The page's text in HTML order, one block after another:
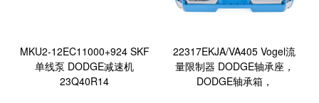
MKU2-12EC11000+924 SKF
单线泵 DODGE减速机
23Q40R14
22317EKJA/VA405 Vogel流
量限制器 DODGE轴承座，
DODGE轴承箱，